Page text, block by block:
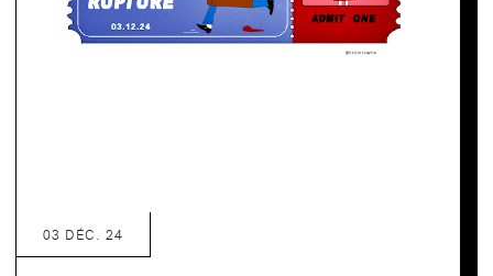
03 DÉC. 24